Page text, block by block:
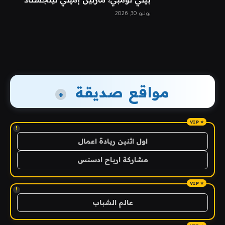
يوليو 30, 2026
مواقع صديقة +
!
اول اثنين ريادة اعمال
مشاركة ارباح ادسنس
!
عالم الشباب